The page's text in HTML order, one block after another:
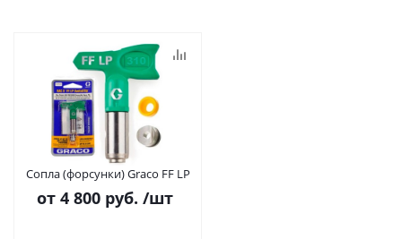
Сопла (форсунки) Graco FF LP
от 4 800 руб. /шт